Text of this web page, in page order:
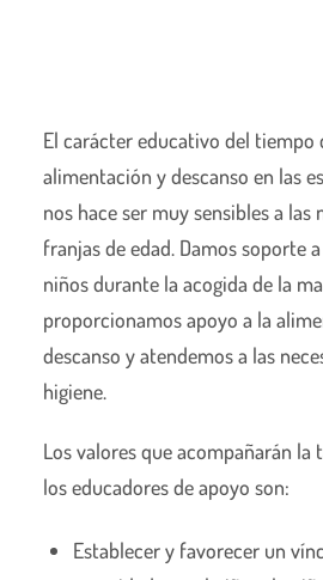
El carácter educativo del tiempo
alimentación y descanso en las
nos hace ser muy sensibles a las
franjas de edad. Damos soporte
niños durante la acogida de la
proporcionamos apoyo a la
descanso y atendemos a las
higiene.
Los valores que acompañarán la
los educadores de apoyo son:
Establecer y favorecer un